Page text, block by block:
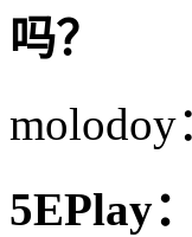
吗？
5EPlay